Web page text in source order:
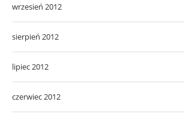
wrzesień 2012
sierpień 2012
lipiec 2012
czerwiec 2012